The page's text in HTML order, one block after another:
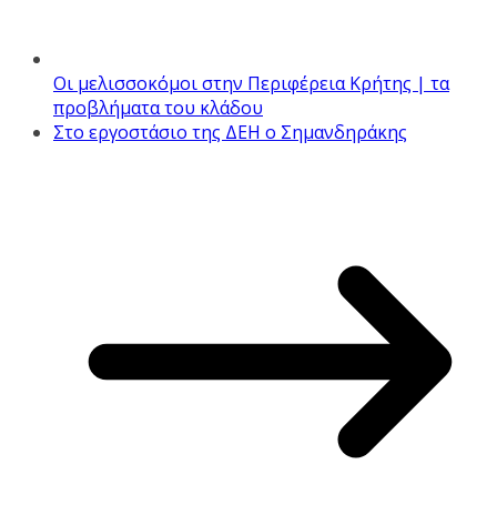
Οι μελισσοκόμοι στην Περιφέρεια Κρήτης | τα
προβλήματα του κλάδου
Στο εργοστάσιο της ΔΕΗ ο Σημανδηράκης